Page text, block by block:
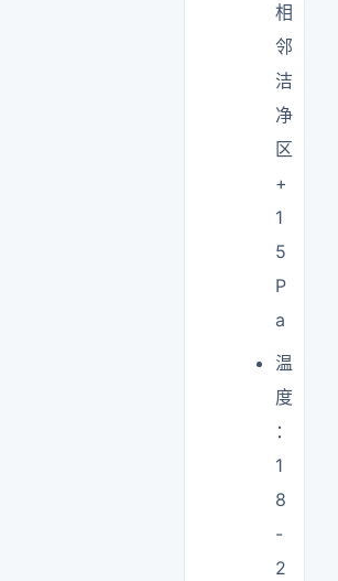
相
邻
洁
净
区
+
1
5
P
a
温
度
：
1
8
-
2